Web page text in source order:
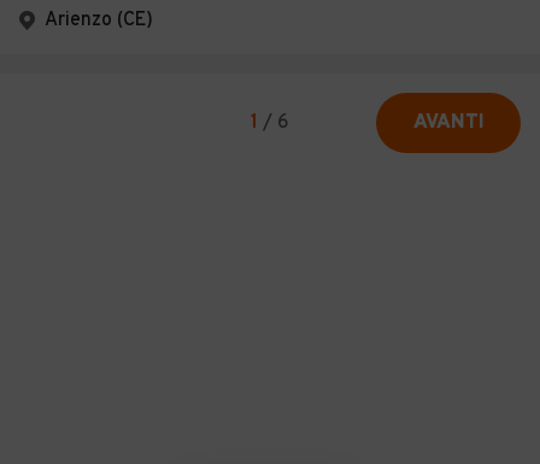
Arienzo (CE)
1 / 6 AVANTI